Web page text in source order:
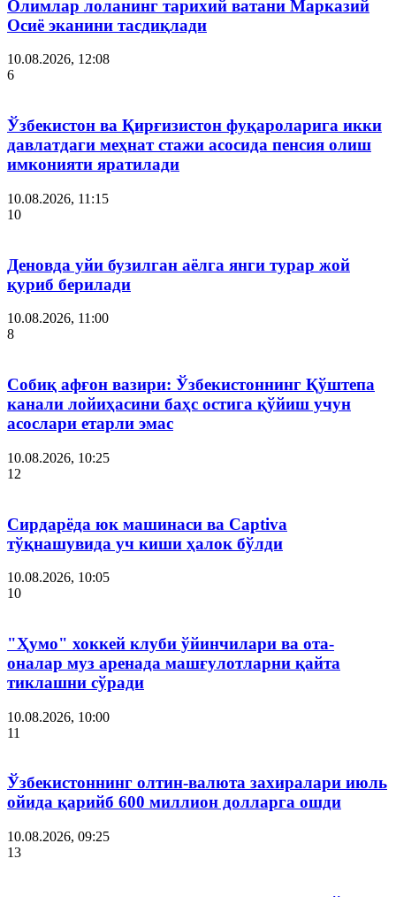
Олимлар лоланинг тарихий ватани Марказий
Осиё эканини тасдиқлади
10.08.2026, 12:08
6
Ўзбекистон ва Қирғизистон фуқароларига икки
давлатдаги меҳнат стажи асосида пенсия олиш
имконияти яратилади
10.08.2026, 11:15
10
Деновда уйи бузилган аёлга янги турар жой
қуриб берилади
10.08.2026, 11:00
8
Собиқ афғон вазири: Ўзбекистоннинг Қўштепа
канали лойиҳасини баҳс остига қўйиш учун
асослари етарли эмас
10.08.2026, 10:25
12
Сирдарёда юк машинаси ва Captiva
тўқнашувида уч киши ҳалок бўлди
10.08.2026, 10:05
10
"Ҳумо" хоккей клуби ўйинчилари ва ота-
оналар муз аренада машғулотларни қайта
тиклашни сўради
10.08.2026, 10:00
11
Ўзбекистоннинг олтин-валюта захиралари июль
ойида қарийб 600 миллион долларга ошди
10.08.2026, 09:25
13